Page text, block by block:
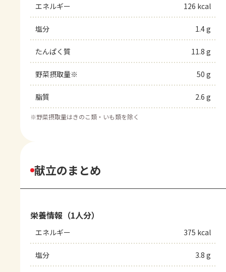
エネルギー 126 kcal
塩分 1.4 g
たんぱく質 11.8 g
野菜摂取量※ 50 g
脂質 2.6 g
※野菜摂取量はきのこ類・いも類を除く
献立のまとめ
栄養情報（1人分）
エネルギー 375 kcal
塩分 3.8 g